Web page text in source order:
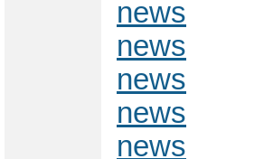
news
news
news
news
news